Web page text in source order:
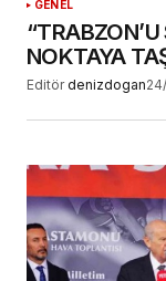
GENEL
NOKTAYA
Editör denizdogan